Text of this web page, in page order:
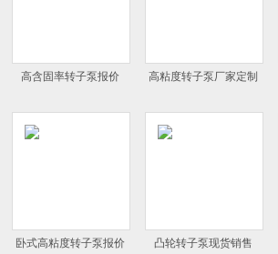
高含固率转子泵报价 高粘度转子泵厂家定制
卧式高粘度转子泵报价 凸轮转子泵现货销售